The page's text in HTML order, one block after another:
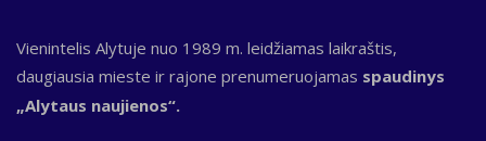
Vienintelis Alytuje nuo 1989 m. leidžiamas laikraštis,
daugiausia mieste ir rajone prenumeruojamas spaudinys
„Alytaus naujienos“.